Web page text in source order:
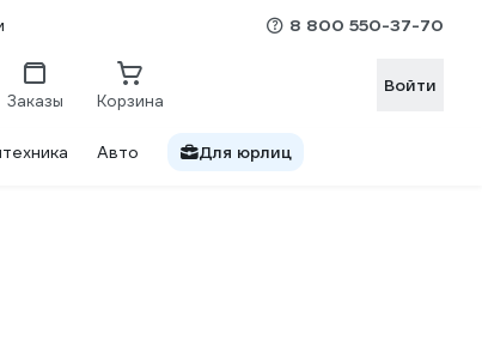
8 800 550-37-70
Заказы Корзина
Войти
Авто Для юрлиц